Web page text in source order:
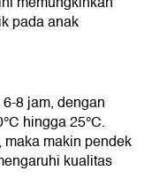
pada anak
8 jam, dengan
hingga 25°C.
makin pendek
kualitas